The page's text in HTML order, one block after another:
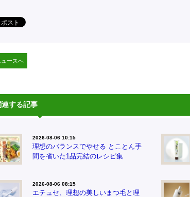
ースへ
連する記事
2026-08-06 10:15
理想のバランスでやせる とことん手
間を省いた1品完結のレシピ集
2026-08-06 08:15
エテュセ、理想の美しいまつ毛と理